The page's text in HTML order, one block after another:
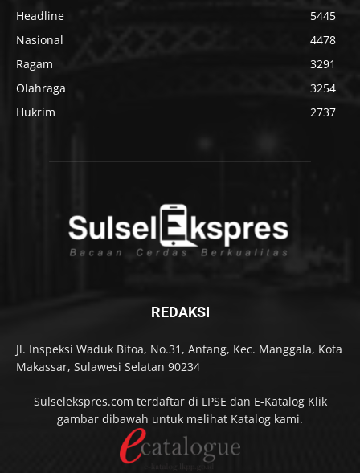
Headline
5445
Nasional
4478
Ragam
3291
Olahraga
3254
Hukrim
2737
REDAKSI
Jl. Inspeksi Waduk Bitoa, No.31, Antang, Kec. Manggala, Kota
Makassar, Sulawesi Selatan 90234
Sulselekspres.com terdaftar di LPSE dan E-Katalog Klik
gambar dibawah untuk melihat Katalog kami.